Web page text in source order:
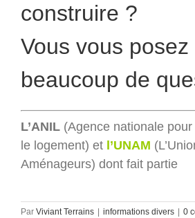
construire ?
Vous vous posez
beaucoup de
L’ANIL (Agence nationale pour
le logement) et l’UNAM
Aménageurs) dont fait partie
Par Viviant Terrains informations divers
0